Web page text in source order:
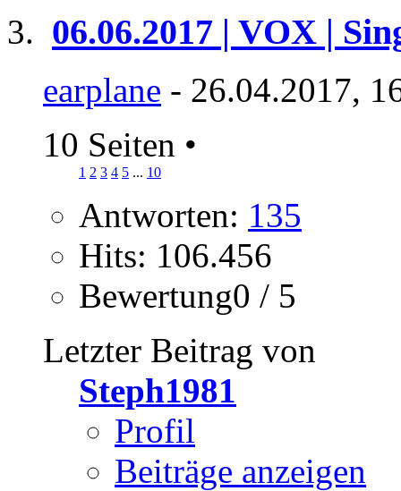
06.06.2017 | VOX |
earplane - 26.04.2017,
10 Seiten •
1 2 3 4 5 ... 10
Antworten: 135
Hits: 106.456
Bewertung0 / 5
Letzter Beitrag von
Steph1981
Profil
Beiträge anzeigen